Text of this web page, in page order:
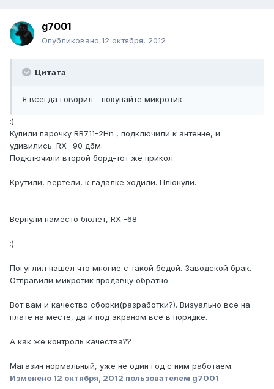
g7001
Опубликовано 12 октября, 2012
Цитата
Я всегда говорил - покупайте микротик.
:)
Купили парочку RB711-2Hn , подключили к антенне, и
удивились. RX -90 дбм.
Подключили второй борд-тот же прикол.
Крутили, вертели, к гадалке ходили. Плюнули.
Вернули наместо бюлет, RX -68.
:)
Погуглил нашел что многие с такой бедой. Заводской брак.
Отправили микротик продавцу обратно.
Вот вам и качество сборки(разработки?). Визуально все на
плате на месте, да и под экраном все в порядке.
А как же контроль качества??
Магазин нормальный, уже не один год с ним работаем.
Изменено 12 октября, 2012 пользователем g7001